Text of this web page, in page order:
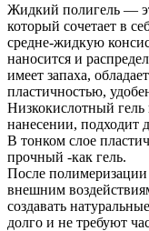
Жидкий полигель —
который сочетает в
средне-жидкую
наносится и
имеет запаха,
пластичностью,
Низкокислотный
нанесении,
В тонком слое
прочный -как гель.
После
внешним
создавать
долго и не требуют